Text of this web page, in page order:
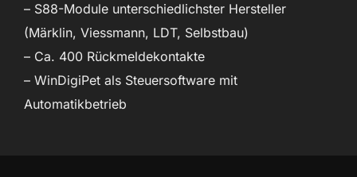
– S88-Module unterschiedlichster Hersteller
(Märklin, Viessmann, LDT, Selbstbau)
– Ca. 400 Rückmeldekontakte
– WinDigiPet als Steuersoftware mit
Automatikbetrieb